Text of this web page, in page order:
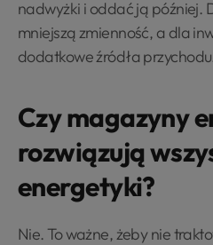
nadwyżki i oddać ją później.
mniejszą zmienność, a dla
dodatkowe źródła
Czy magazyny
rozwiązują
energetyki?
Nie. To ważne, żeby nie